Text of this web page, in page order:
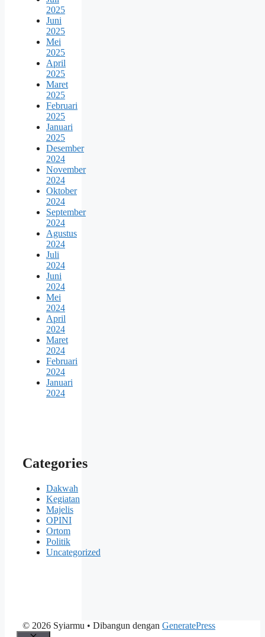
2025
Juni
2025
Mei
2025
April
2025
Maret
2025
Februari
2025
Januari
2025
Desember
2024
November
2024
Oktober
2024
September
2024
Agustus
2024
Juli
2024
Juni
2024
Mei
2024
April
2024
Maret
2024
Februari
2024
Januari
2024
Categories
Dakwah
Kegiatan
Majelis
OPINI
Ortom
Politik
Uncategorized
© 2026 Syiarmu • Dibangun dengan GeneratePress